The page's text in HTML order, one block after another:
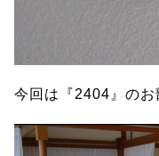
今回は『2404』のお